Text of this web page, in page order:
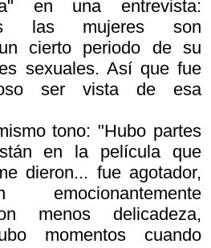
en una entrevista:
las mujeres son
cierto periodo de su
sexuales. Así que fue
ser vista de esa
tono: "Hubo partes
en la película que
dieron... fue agotador,
menos delicadeza,
momentos cuando